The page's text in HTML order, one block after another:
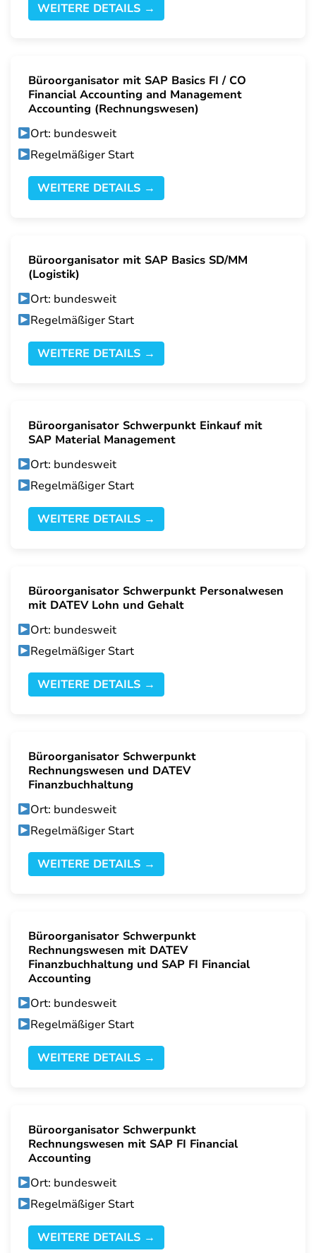
WEITERE DETAILS →
Büroorganisator mit SAP Basics FI / CO
Financial Accounting and Management
Accounting (Rechnungswesen)
Ort: bundesweit
Regelmäßiger Start
WEITERE DETAILS →
Büroorganisator mit SAP Basics SD/MM
(Logistik)
Ort: bundesweit
Regelmäßiger Start
WEITERE DETAILS →
Büroorganisator Schwerpunkt Einkauf mit
SAP Material Management
Ort: bundesweit
Regelmäßiger Start
WEITERE DETAILS →
Büroorganisator Schwerpunkt Personalwesen
mit DATEV Lohn und Gehalt
Ort: bundesweit
Regelmäßiger Start
WEITERE DETAILS →
Büroorganisator Schwerpunkt
Rechnungswesen und DATEV
Finanzbuchhaltung
Ort: bundesweit
Regelmäßiger Start
WEITERE DETAILS →
Büroorganisator Schwerpunkt
Rechnungswesen mit DATEV
Finanzbuchhaltung und SAP FI Financial
Accounting
Ort: bundesweit
Regelmäßiger Start
WEITERE DETAILS →
Büroorganisator Schwerpunkt
Rechnungswesen mit SAP FI Financial
Accounting
Ort: bundesweit
Regelmäßiger Start
WEITERE DETAILS →